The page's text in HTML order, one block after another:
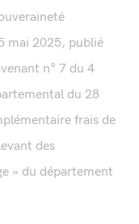
mai 2025, publié
n° 7 du 4
du 28
frais de
des
» du département